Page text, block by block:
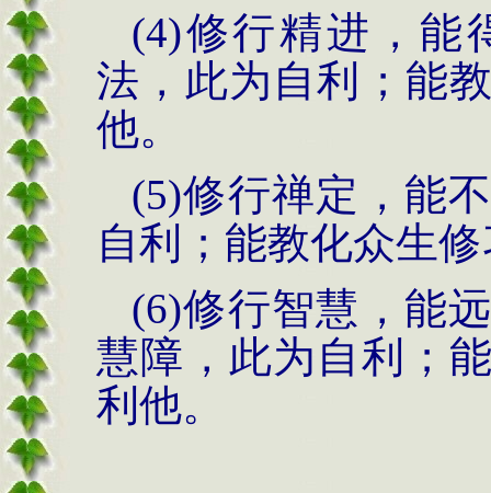
(4)修行精进，能
法，此为自利；能
他。
(5)修行禅定，能
自利；能教化众生
(6)修行智慧，能
慧障，此为自利；
利他。